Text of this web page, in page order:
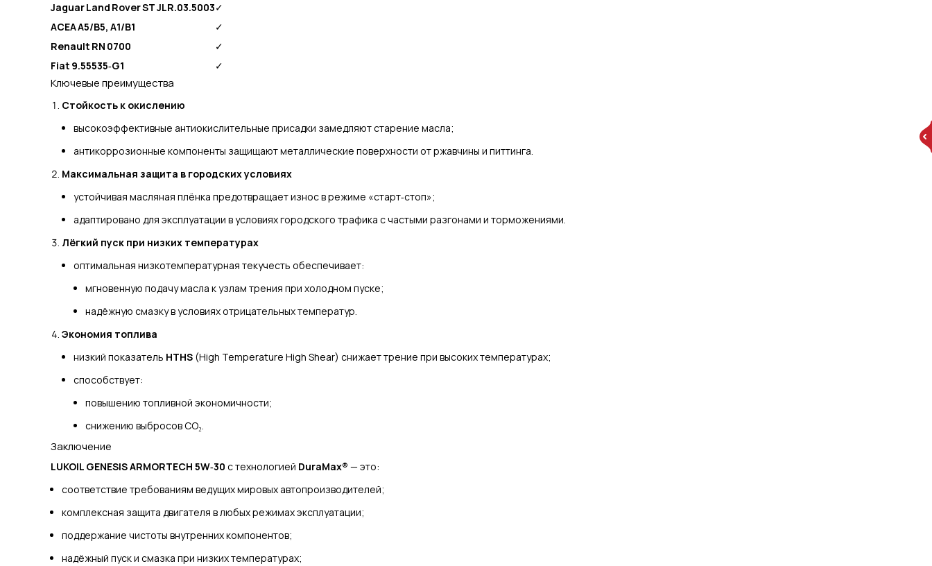
Jaguar Land Rover ST JLR.03.5003✓
ACEA A5/B5, A1/B1
✓
Renault RN 0700
✓
Fiat 9.55535‑G1
✓
Ключевые преимущества
Стойкость к окислению
высокоэффективные антиокислительные присадки замедляют старение масла;
антикоррозионные компоненты защищают металлические поверхности от ржавчины и питтинга.
Максимальная защита в городских условиях
устойчивая масляная плёнка предотвращает износ в режиме «старт‑стоп»;
адаптировано для эксплуатации в условиях городского трафика с частыми разгонами и торможениями.
Лёгкий пуск при низких температурах
оптимальная низкотемпературная текучесть обеспечивает:
мгновенную подачу масла к узлам трения при холодном пуске;
надёжную смазку в условиях отрицательных температур.
Экономия топлива
низкий показатель HTHS (High Temperature High Shear) снижает трение при высоких температурах;
способствует:
повышению топливной экономичности;
снижению выбросов CO₂.
Заключение
LUKOIL GENESIS ARMORTECH 5W‑30 с технологией DuraMax® — это:
соответствие требованиям ведущих мировых автопроизводителей;
комплексная защита двигателя в любых режимах эксплуатации;
поддержание чистоты внутренних компонентов;
надёжный пуск и смазка при низких температурах;